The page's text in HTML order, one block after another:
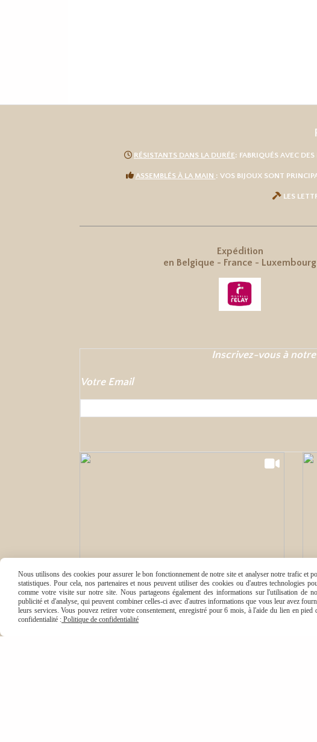
 RÉSISTANTS DANS LA DURÉE: FABRIQUÉS AVEC
 ASSEMBLÉS À LA MAIN : VOS BIJOUX SONT
 LES
Expédition
en Belgique - France - Luxembourg
Inscrivez-vous à
Votre Email
Nous utilisons des cookies pour assurer le bon fonctionnement de notre site et analyser notre trafic et
statistiques. Pour cela, nos partenaires et nous peuvent utiliser des cookies ou d'autres technologies
comme votre visite sur notre site. Nous partageons également des informations sur l'utilisation de
publicité et d'analyse, qui peuvent combiner celles-ci avec d'autres informations que vous leur avez
leurs services. Vous pouvez retirer votre consentement, enregistré pour 6 mois, à l'aide du lien en
confidentialité : Politique de confidentialité